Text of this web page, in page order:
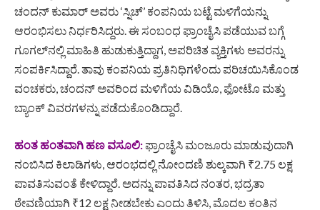
ಚಂದನ್ ಕುಮಾರ್ ಅವರು ‘ಸ್ನಿಚ್’ ಕಂಪನಿಯ ಬಟ್ಟೆ ಮಳಿಗೆಯನ್ನು
ಆರಂಭಿಸಲು ನಿರ್ಧರಿಸಿದ್ದರು. ಈ ಸಂಬಂಧ ಫ್ರಾಂಚೈಸಿ ಪಡೆಯುವ ಬಗ್ಗೆ
ಗೂಗಲ್‌ನಲ್ಲಿ ಮಾಹಿತಿ ಹುಡುಕುತ್ತಿದ್ದಾಗ, ಅಪರಿಚಿತ ವ್ಯಕ್ತಿಗಳು ಅವರನ್ನು
ಸಂಪರ್ಕಿಸಿದ್ದಾರೆ. ತಾವು ಕಂಪನಿಯ ಪ್ರತಿನಿಧಿಗಳೆಂದು ಪರಿಚಯಿಸಿಕೊಂಡ
ವಂಚಕರು, ಚಂದನ್ ಅವರಿಂದ ಮಳಿಗೆಯ ವಿಡಿಯೊ, ಫೋಟೊ ಮತ್ತು
ಬ್ಯಾಂಕ್ ವಿವರಗಳನ್ನು ಪಡೆದುಕೊಂಡಿದ್ದಾರೆ.
ಹಂತ ಹಂತವಾಗಿ ಹಣ ವಸೂಲಿ: ಫ್ರಾಂಚೈಸಿ ಮಂಜೂರು ಮಾಡುವುದಾಗಿ
ನಂಬಿಸಿದ ಕಿಲಾಡಿಗಳು, ಆರಂಭದಲ್ಲಿ ನೋಂದಣಿ ಶುಲ್ಕವಾಗಿ ₹2.75 ಲಕ್ಷ
ಪಾವತಿಸುವಂತೆ ಕೇಳಿದ್ದಾರೆ. ಅದನ್ನು ಪಾವತಿಸಿದ ನಂತರ, ಭದ್ರತಾ
ಠೇವಣಿಯಾಗಿ ₹12 ಲಕ್ಷ ನೀಡಬೇಕು ಎಂದು ತಿಳಿಸಿ, ಮೊದಲ ಕಂತಿನ